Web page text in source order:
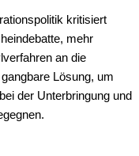
kritisiert
mehr
an die
Lösung, um
der Unterbringung und